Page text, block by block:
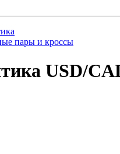
пары и кроссы
USD/